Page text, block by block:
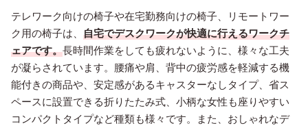
テレワーク向けの椅子や在宅勤務向けの椅子、リモートワー
ク用の椅子は、 自宅でデスクワークが快適に行えるワークチ
ェアです。長時間作業をしても疲れないように、様々な工夫
が凝らされています。腰痛や肩、背中の疲労感を軽減する機
能付きの商品や、安定感があるキャスターなしタイプ、省ス
ペースに設置できる折りたたみ式、小柄な女性も座りやすい
コンパクトタイプなど種類も様々です。また、おしゃれなデ